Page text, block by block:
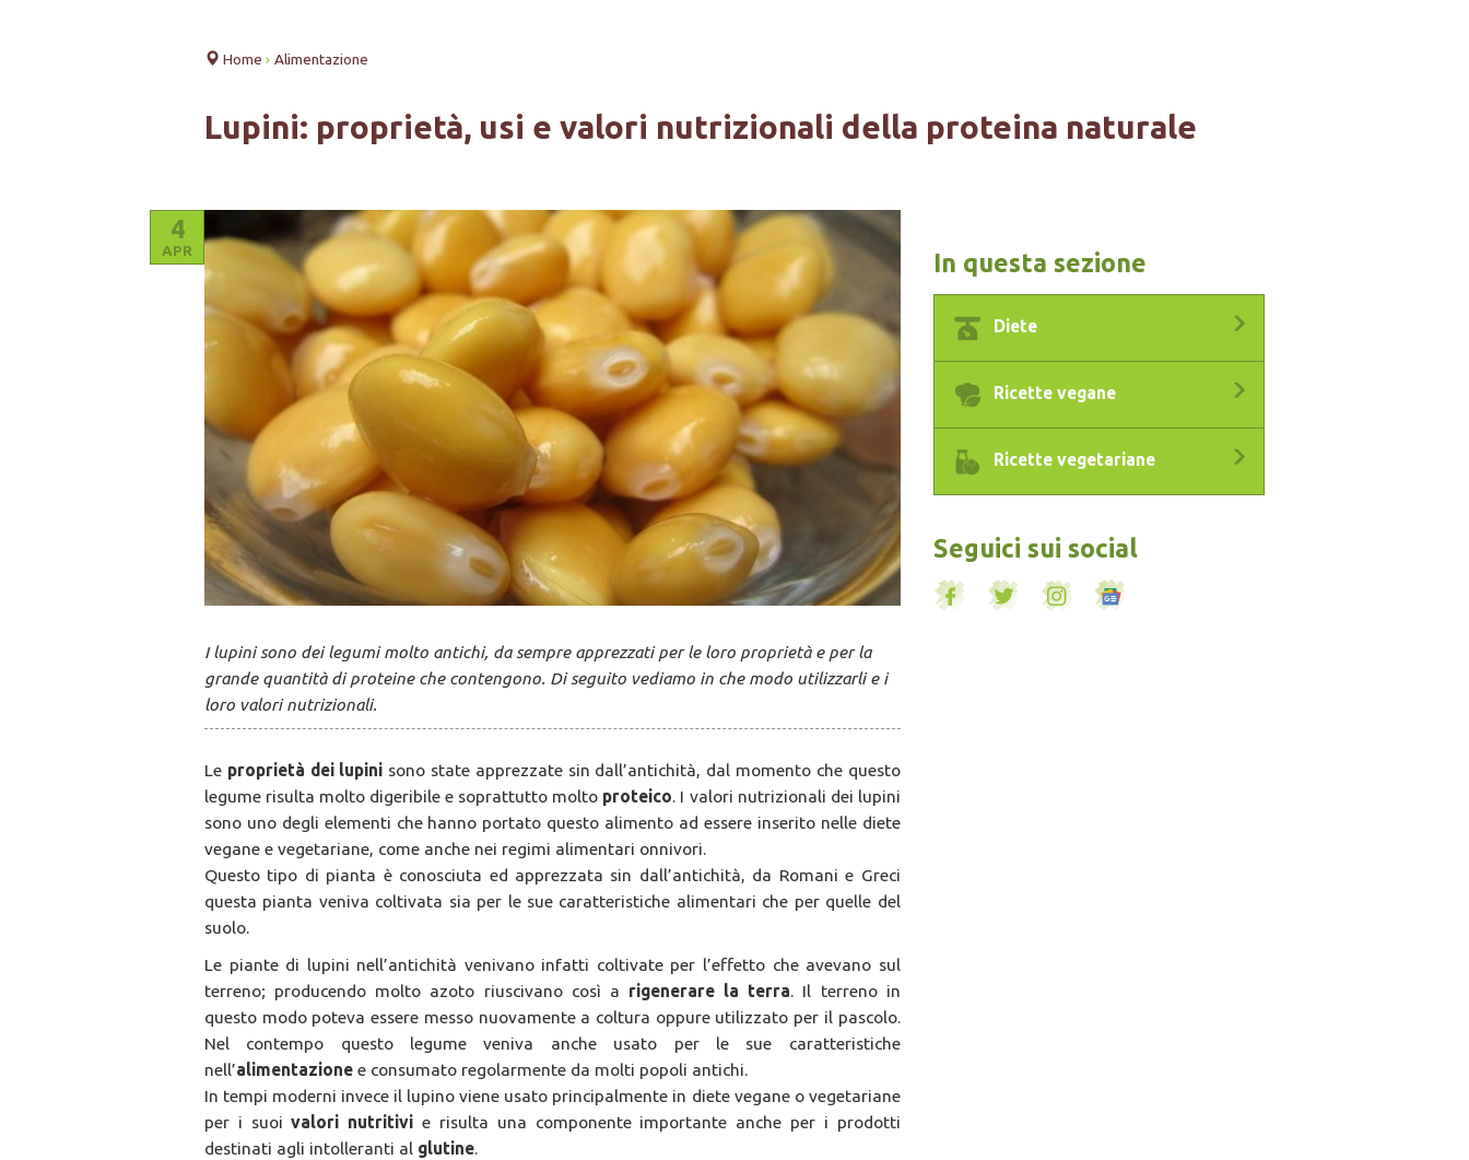
Home › Alimentazione
Lupini: proprietà, usi e valori nutrizionali della proteina naturale
4
APR
I lupini sono dei legumi molto antichi, da sempre apprezzati per le loro proprietà e per la
grande quantità di proteine che contengono. Di seguito vediamo in che modo utilizzarli e i
loro valori nutrizionali.
Le proprietà dei lupini sono state apprezzate sin dall’antichità, dal momento che questo
legume risulta molto digeribile e soprattutto molto proteico. I valori nutrizionali dei lupini
sono uno degli elementi che hanno portato questo alimento ad essere inserito nelle diete
vegane e vegetariane, come anche nei regimi alimentari onnivori.
Questo tipo di pianta è conosciuta ed apprezzata sin dall’antichità, da Romani e Greci
questa pianta veniva coltivata sia per le sue caratteristiche alimentari che per quelle del
suolo.
Le piante di lupini nell’antichità venivano infatti coltivate per l’effetto che avevano sul
terreno; producendo molto azoto riuscivano così a rigenerare la terra. Il terreno in
questo modo poteva essere messo nuovamente a coltura oppure utilizzato per il pascolo.
Nel contempo questo legume veniva anche usato per le sue caratteristiche
nell’alimentazione e consumato regolarmente da molti popoli antichi.
In tempi moderni invece il lupino viene usato principalmente in diete vegane o vegetariane
per i suoivalori nutritivi e risulta una componente importante anche per i prodotti
destinati agli intolleranti al glutine.
In questa sezione
Diete
Ricette vegane
Ricette vegetariane
Seguici sui social